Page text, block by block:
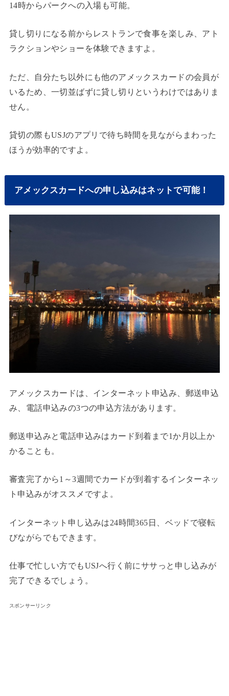
14時からパークへの入場も可能。
貸し切りになる前からレストランで食事を楽しみ、アト
ラクションやショーを体験できますよ。
ただ、自分たち以外にも他のアメックスカードの会員が
いるため、一切並ばずに貸し切りというわけではありま
せん。
貸切の際もUSJのアプリで待ち時間を見ながらまわった
ほうが効率的ですよ。
アメックスカードへの申し込みはネットで可能！
アメックスカードは、インターネット申込み、郵送申込
み、電話申込みの3つの申込方法があります。
郵送申込みと電話申込みはカード到着まで1か月以上か
かることも。
審査完了から1～3週間でカードが到着するインターネッ
ト申込みがオススメですよ。
インターネット申し込みは24時間365日、ベッドで寝転
びながらでもできます。
仕事で忙しい方でもUSJへ行く前にササっと申し込みが
完了できるでしょう。
スポンサーリンク